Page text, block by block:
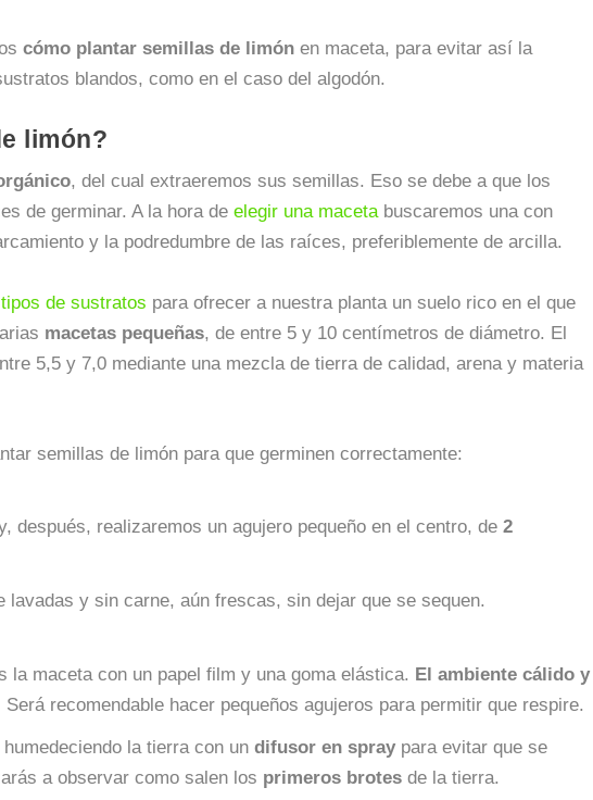
cómo plantar semillas de limónen maceta, para evitar así la
blandos, como en el caso del algodón.
limón?
, del cual extraeremos sus semillas. Eso se debe a que los
de germinar. A la hora de elegir una macetabuscaremos una con
y la podredumbre de las raíces, preferiblemente de arcilla.
tipos de sustratos para ofrecer a nuestra planta un suelo rico en el que
macetas pequeñas, de entre 5 y 10 centímetros de diámetro. El
5,5 y 7,0 mediante una mezcla de tierra de calidad, arena y materia
semillas de limón para que germinen correctamente:
después, realizaremos un agujero pequeño en el centro, de 2
y sin carne, aún frescas, sin dejar que se sequen.
la maceta con un papel film y una goma elástica. El ambiente cálido y
Será recomendable hacer pequeños agujeros para permitir que respire.
la tierra con un difusor en spraypara evitar que se
a observar como salen los primeros brotesde la tierra.